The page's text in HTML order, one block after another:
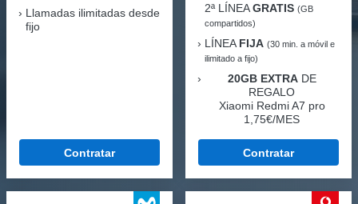
Llamadas ilimitadas desde
fijo
Contratar
2ª LÍNEAGRATIS (GB
compartidos)
LÍNEA FIJA (30 min. a móvil e
ilimitado a fijo)
20GB EXTRADE
REGALO
Xiaomi Redmi A7 pro
1,75€/MES
Contratar